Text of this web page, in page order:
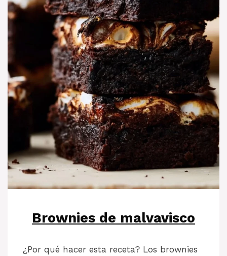
Brownies de malvavisco
¿Por qué hacer esta receta? Los brownies